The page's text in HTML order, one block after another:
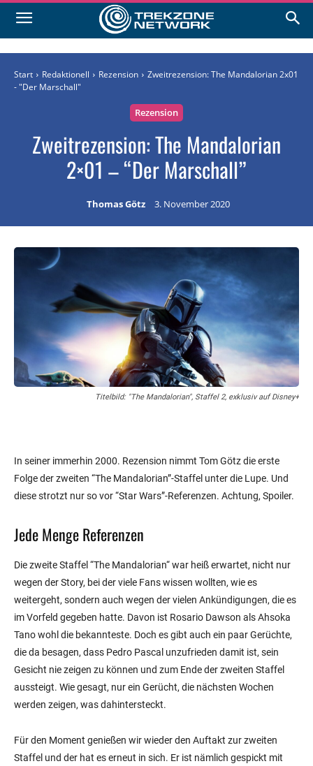
Start Redaktionell Rezension
Zweitrezension: The Mandalorian 2x01
- "Der Marschall"
Rezension
Zweitrezension: The Mandalorian
2×01 – “Der Marschall”
Thomas Götz 3. November 2020
Titelbild: "The Mandalorian", Staffel 2, exklusiv auf Disney+
In seiner immerhin 2000. Rezension nimmt Tom Götz die erste
Folge der zweiten “The Mandalorian”-Staffel unter die Lupe. Und
diese strotzt nur so vor “Star Wars”-Referenzen. Achtung, Spoiler.
Jede Menge Referenzen
Die zweite Staffel “The Mandalorian“ war heiß erwartet, nicht nur
wegen der Story, bei der viele Fans wissen wollten, wie es
weitergeht, sondern auch wegen der vielen Ankündigungen, die es
im Vorfeld gegeben hatte. Davon ist Rosario Dawson als Ahsoka
Tano wohl die bekannteste. Doch es gibt auch ein paar Gerüchte,
die da besagen, dass Pedro Pascal unzufrieden damit ist, sein
Gesicht nie zeigen zu können und zum Ende der zweiten Staffel
aussteigt. Wie gesagt, nur ein Gerücht, die nächsten Wochen
werden zeigen, was dahintersteckt.
Für den Moment genießen wir wieder den Auftakt zur zweiten
Staffel und der hat es erneut in sich. Er ist nämlich gespickt mit